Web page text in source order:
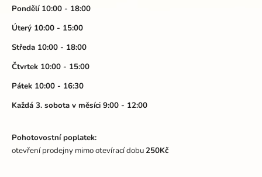
Pondělí 10:00 - 18:00
Úterý 10:00 - 15:00
Středa 10:00 - 18:00
Čtvrtek 10:00 - 15:00
Pátek 10:00 - 16:30
Každá 3. sobota v měsíci 9:00 - 12:00
Pohotovostní poplatek:
otevření prodejny mimo otevírací dobu250Kč